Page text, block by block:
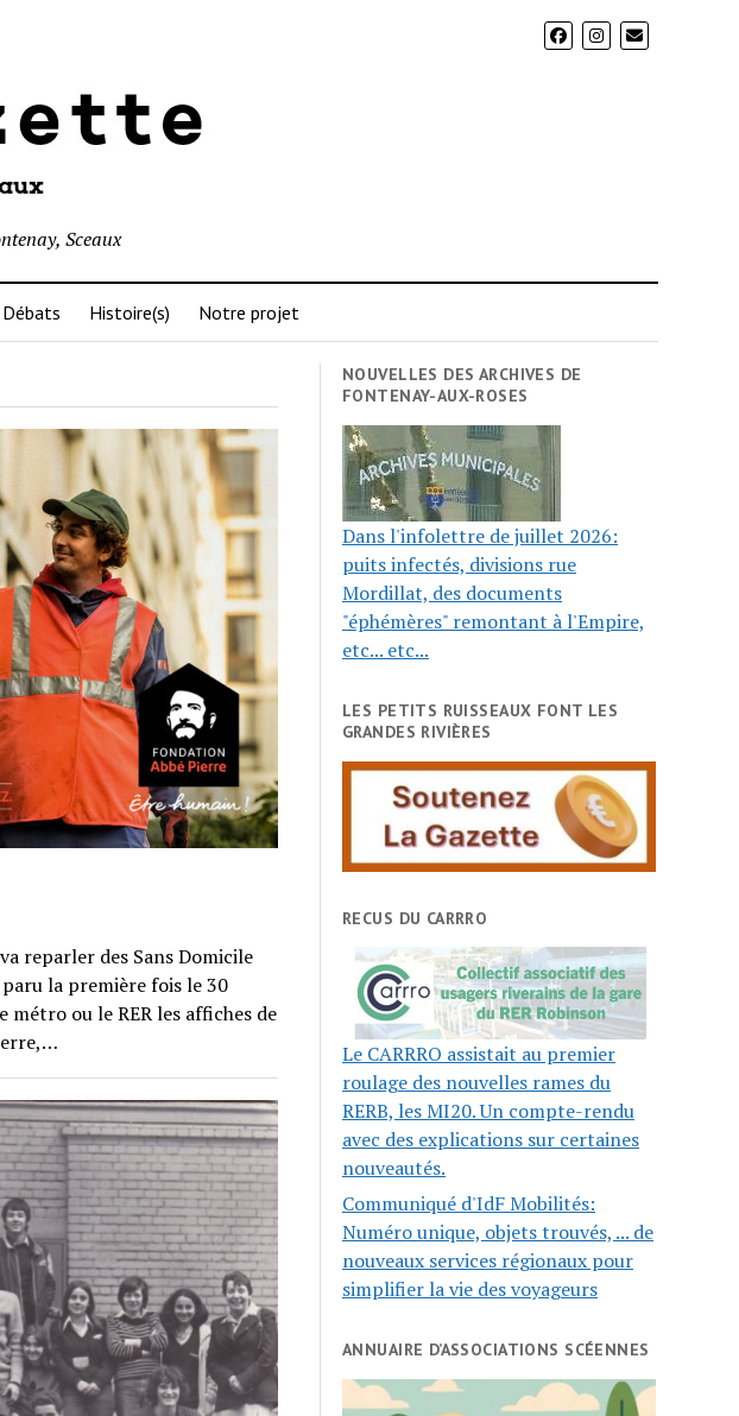
Sceaux
Débats Histoire(s) Notre projet
reparler des Sans Domicile
la première fois le 30
métro ou le RER les affiches de
NOUVELLES DES ARCHIVES DE
FONTENAY-AUX-ROSES
Dans l'infolettre de juillet 2026:
puits infectés, divisions rue
Mordillat, des documents
"éphémères" remontant à l'Empire,
etc... etc...
LES PETITS RUISSEAUX FONT LES
GRANDES RIVIÈRES
RECUS DU CARRRO
Le CARRRO assistait au premier
roulage des nouvelles rames du
RERB, les MI20. Un compte-rendu
avec des explications sur certaines
nouveautés.
Communiqué d'IdF Mobilités:
Numéro unique, objets trouvés, ... de
nouveaux services régionaux pour
simplifier la vie des voyageurs
ANNUAIRE D’ASSOCIATIONS SCÉENNES